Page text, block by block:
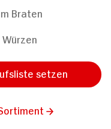
Braten
setzen